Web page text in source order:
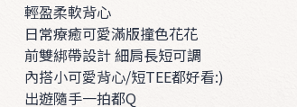
輕盈柔軟背心
日常療癒可愛滿版撞色花花
前雙綁帶設計 細肩長短可調
內搭小可愛背心/短TEE都好看:)
出遊隨手一拍都Q